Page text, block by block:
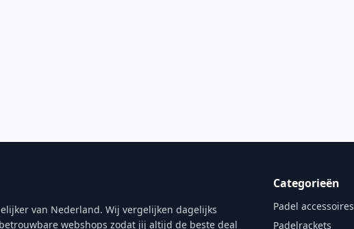
van Nederland. Wij vergelijken dagelijks
webshops zodat jij altijd de beste deal
Categorieën
Padel accessoires
Padelrackets